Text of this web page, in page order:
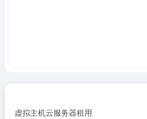
虚拟主机云服务器租用